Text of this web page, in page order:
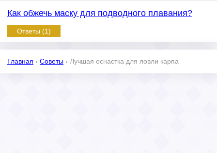
Как обжечь маску для подводного плавания?
Ответы (1)
Главная › Советы › Лучшая оснастка для ловли карпа